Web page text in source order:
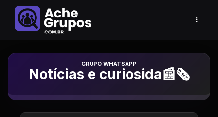
Grupo de Whatsapp
Notícias e curiosida📰🗞